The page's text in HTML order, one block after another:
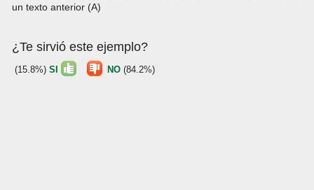
un texto anterior (A)
¿Te sirvió este ejemplo?
(15.8%) SI NO (84.2%)